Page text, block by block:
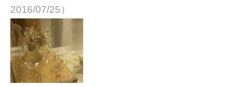
2016/07/25）